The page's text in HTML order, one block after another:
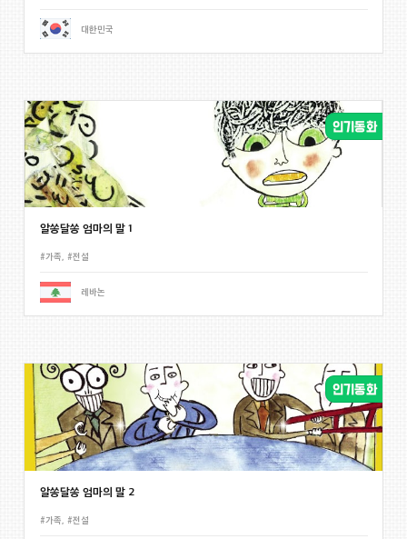
대한민국
알쏭달쏭 엄마의 말 1
#가족 #전설
레바논
알쏭달쏭 엄마의 말 2
#가족 #전설